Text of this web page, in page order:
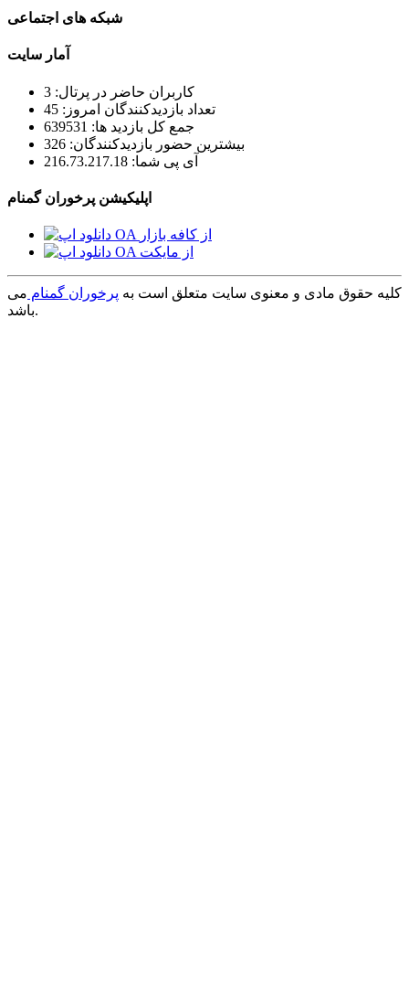
شبکه های اجتماعی
آمار سایت
کاربران حاضر در پرتال: 3
تعداد بازدیدکنندگان امروز: 45
جمع کل بازدید ها: 639531
بیشترین حضور بازدیدکنندگان: 326
آی پی شما: 216.73.217.18
اپلیکیشن پرخوران گمنام
کلیه حقوق مادی و معنوی سایت متعلق است به پرخوران گمنام می
باشد.